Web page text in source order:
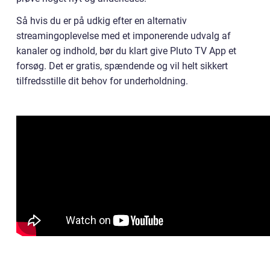
Så hvis du er på udkig efter en alternativ
streamingoplevelse med et imponerende udvalg af
kanaler og indhold, bør du klart give Pluto TV App et
forsøg. Det er gratis, spændende og vil helt sikkert
tilfredsstille dit behov for underholdning.